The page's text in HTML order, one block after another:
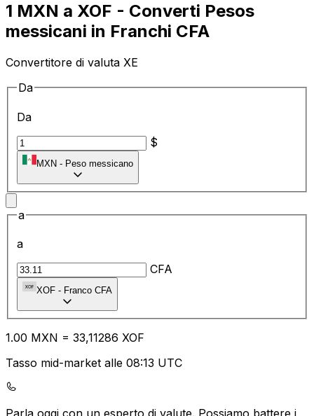
1 MXN a XOF - Converti Pesos
messicani in Franchi CFA
Convertitore di valuta XE
Da
Da
$
MXN - Peso messicano
a
a
CFA
XOF - Franco CFA
1.00 MXN = 33,11286 XOF
Tasso mid-market alle 08:13 UTC